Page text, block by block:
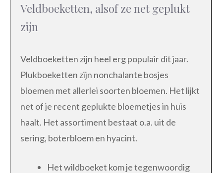
Veldboeketten, alsof ze net geplukt
zijn
Veldboeketten zijn heel erg populair dit jaar.
Plukboeketten zijn nonchalante bosjes
bloemen met allerlei soorten bloemen. Het lijkt
net of je recent geplukte bloemetjes in huis
haalt. Het assortiment bestaat o.a. uit de
sering, boterbloem en hyacint.
Het wildboeket kom je tegenwoordig